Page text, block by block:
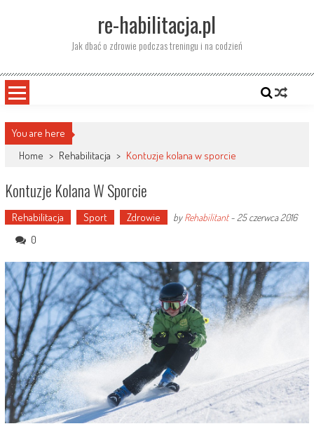
re-habilitacja.pl
Jak dbać o zdrowie podczas treningu i na codzień
You are here
Home > Rehabilitacja > Kontuzje kolana w sporcie
Kontuzje Kolana W Sporcie
Rehabilitacja Sport Zdrowie byRehabilitant- 25 czerwca 2016
0